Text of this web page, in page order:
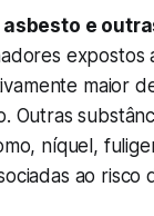
asbesto e
expostos
maior
Outras
níquel,
ao risco